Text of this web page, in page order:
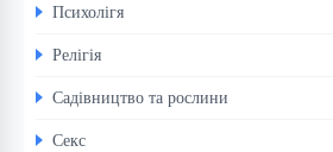
Психолігя
Релігія
Садівництво та рослини
Секс